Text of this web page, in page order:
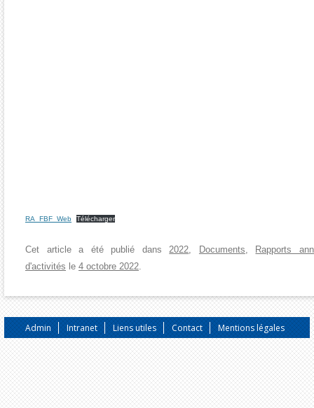
RA_FBF_Web Télécharger
Cet article a été publié dans2022, Documents,
Rapports
d'activités le 4 octobre 2022.
Admin Intranet Liens utiles Contact Mentions légales